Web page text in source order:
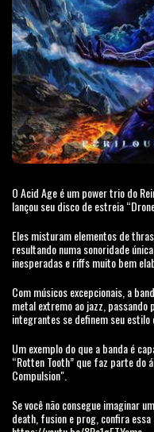
O Acid Age é um power trio do
lançou seu disco de estreia
Eles misturam elementos de
resultando numa sonoridade
inesperadas e riffs muito bem
Com músicos excepcionais, a
metal extremo ao jazz, passando
integrantes se definem seu estilo
Um exemplo do que a banda é
“Rotten Tooth” que faz parte do
Compulsion".
Se você não consegue imaginar
death, fusion e prog, confira